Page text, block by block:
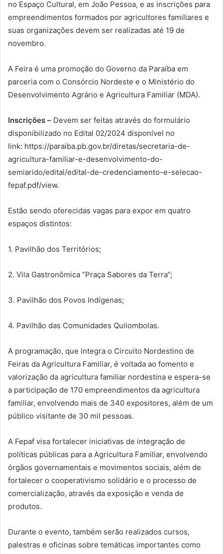
no Espaço Cultural, em João Pessoa, e as inscrições para
empreendimentos formados por agricultores familiares e
suas organizações devem ser realizadas até 19 de
novembro.
A Feira é uma promoção do Governo da Paraíba em
parceria com o Consórcio Nordeste e o Ministério do
Desenvolvimento Agrário e Agricultura Familiar (MDA).
Inscrições – Devem ser feitas através do formulário
disponibilizado no Edital 02/2024 disponível no
link: https://paraiba.pb.gov.br/diretas/secretaria-de-
agricultura-familiar-e-desenvolvimento-do-
semiarido/edital/edital-de-credenciamento-e-selecao-
fepaf.pdf/view.
Estão sendo oferecidas vagas para expor em quatro
espaços distintos:
1. Pavilhão dos Territórios;
2. Vila Gastronômica “Praça Sabores da Terra”;
3. Pavilhão dos Povos Indígenas;
4. Pavilhão das Comunidades Quilombolas.
A programação, que integra o Circuito Nordestino de
Feiras da Agricultura Familiar, é voltada ao fomento e
valorização da agricultura familiar nordestina e espera-se
a participação de 170 empreendimentos da agricultura
familiar, envolvendo mais de 340 expositores, além de um
público visitante de 30 mil pessoas.
A Fepaf visa fortalecer iniciativas de integração de
políticas públicas para a Agricultura Familiar, envolvendo
órgãos governamentais e movimentos sociais, além de
fortalecer o cooperativismo solidário e o processo de
comercialização, através da exposição e venda de
produtos.
Durante o evento, também serão realizados cursos,
palestras e oficinas sobre temáticas importantes como